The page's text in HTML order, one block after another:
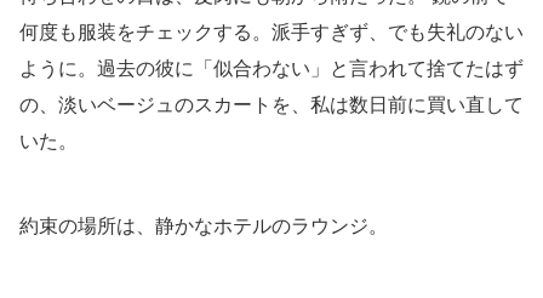
何度も服装をチェックする。派手すぎず、でも失礼のない
ように。過去の彼に「似合わない」と言われて捨てたはず
の、淡いベージュのスカートを、私は数日前に買い直して
いた。
約束の場所は、静かなホテルのラウンジ。